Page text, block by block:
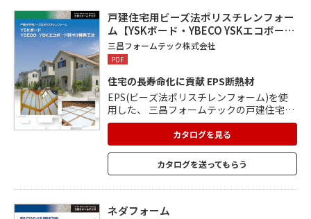
性 ■吸水性
戸建住宅用ビーズ法ポリスチレンフォー
ム【YSKボード・YBECO YSKエコボー…
三昌フォームテック株式会社
PDF
住宅の長寿命化に貢献 EPS断熱材
EPS(ビーズ法ポリスチレンフォーム)を使
用した、 三昌フォームテックの戸建住宅向
けシリーズ製品です。 EPSは、2%のポリ
スチレンと98%の空気でできています。 微
細な気泡に閉じ込められた空気が、長期に
わたり 断熱性能を維持します。 JIS規格の
燃焼試験(自己消化性)にも適合した、高品
く、躯体の長寿命化を実現します。
カタログを見る
カタログを送ってもらう
ネダフォーム